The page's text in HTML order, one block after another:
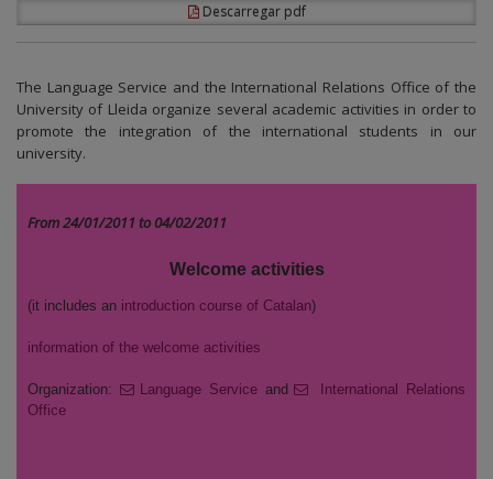
de
inicio
Descarregar pdf
The Language Service and the International Relations Office of the
University of Lleida organize several academic activities in order to
promote the integration of the international students in our
university.
From 24/01/2011 to 04/02/2011
Welcome activities
(it includes an introduction course of Catalan)
information of the welcome activities
Organization: Language Serviceand
International Relations
Office